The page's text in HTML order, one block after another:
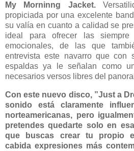
My Morninng Jacket.
propiciada por una excelente
su valía en cuanto a calidad se
ideal para ofrecer las siempre
emocionales, de las que
entrevista este navarro que con
espaldas ya le señalan como
necesarios versos libres del
Con este nuevo disco, ”Just a
sonido está claramente
norteamericanas, pero
pretendes quedarte solo en
que buscas crear tu propio
cabida expresiones más